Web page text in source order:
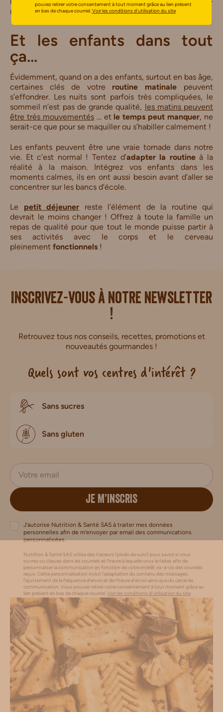
même.
Et les enfants dans tout
ça…
Évidemment, quand on a des enfants, surtout en bas âge,
certaines clés de votre routine matinale peuvent
s’effondrer. Les nuits sont parfois très compliquées, le
sommeil n’est pas de grande qualité, les matins peuvent
être très mouvementés… et le temps peut manquer, ne
serait-ce que pour se maquiller ou s’habiller calmement !
Les enfants peuvent être une vraie tornade dans notre
vie. Et c’est normal ! Tentez d’adapter la routineà la
réalité à la maison. Intégrez vos enfants dans les
moments calmes, ils en ont aussi besoin avant d’aller se
concentrer sur les bancs d’école.
Le petit déjeuner reste l’élément de la routine qui
devrait le moins changer ! Offrez à toute la famille un
repas de qualité pour que tout le monde puisse partir à
ses activités avec le corps et le cerveau
pleinement fonctionnels !
Inscrivez-vous à notre newsletter
!
Retrouvez tous nos conseils, recettes, promotions et
nouveautés gourmandes !
Quels sont vos centres d'intérêt ?
Sans sucres
Sans gluten
JE M’INSCRIS
J’autorise Nutrition & Santé SAS à traiter mes données
personnelles afin de m’envoyer par email des communications
personnalisées.
Nutrition & Santé SAS utilise des traceurs (pixels de suivi) pour savoir si vous
ouvrez ou cliquez dans les courriels et l’heure à laquelle vous le faites afin de
personnaliser la communication en fonction de votre intérêt vis-à-vis des courriels
reçus. Cette personnalisation inclut l’adaptation du contenu des messages,
l'ajustement de la fréquence d’envoi et de l’heure d’envoi ainsi que du canal de
communication. Vous pouvez retirer votre consentement à tout moment grâce au
lien présent en bas de chaque courriel.Voir les conditions d'utilisation du site
pouvez retirer votre consentement à tout moment grâce au lien présent
en bas de chaque courriel.Voir les conditions d’utilisation du site